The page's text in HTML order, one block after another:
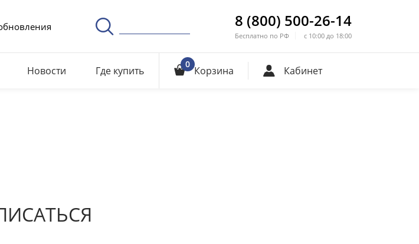
8 (800) 500-26-14
Бесплатно по РФ с 10:00 до 18:00
Новости Где купить 0 Корзина Кабинет